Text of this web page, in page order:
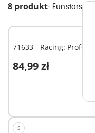
8 produkt- Funstars
71633 - Racing: Profesor
84,99 zł
Dodaj do koszyka
S